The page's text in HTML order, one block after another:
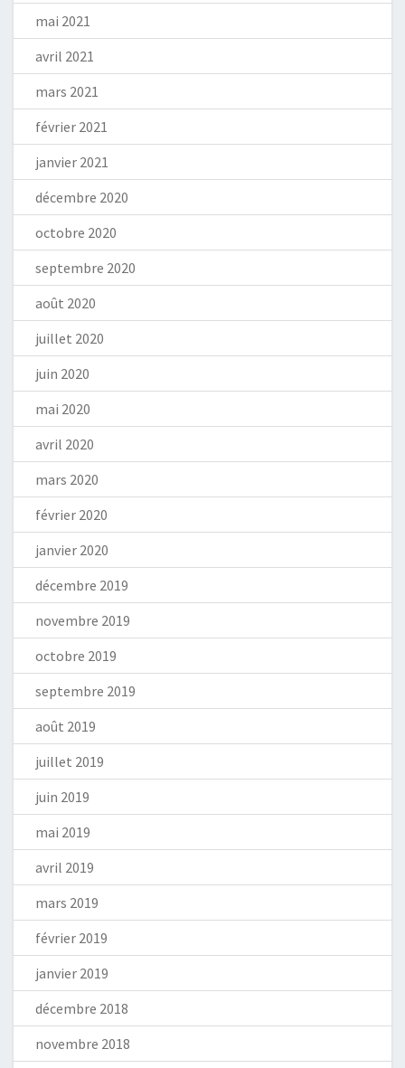
mai 2021
avril 2021
mars 2021
février 2021
janvier 2021
décembre 2020
octobre 2020
septembre 2020
août 2020
juillet 2020
juin 2020
mai 2020
avril 2020
mars 2020
février 2020
janvier 2020
décembre 2019
novembre 2019
octobre 2019
septembre 2019
août 2019
juillet 2019
juin 2019
mai 2019
avril 2019
mars 2019
février 2019
janvier 2019
décembre 2018
novembre 2018